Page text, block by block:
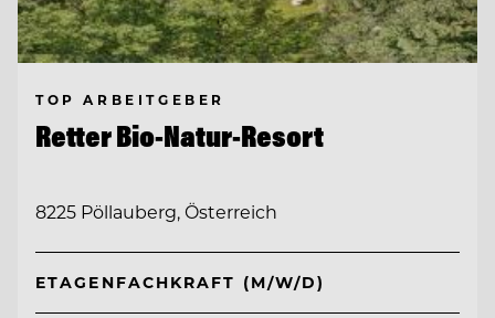
TOP ARBEITGEBER
Retter Bio-Natur-Resort
8225 Pöllauberg, Österreich
ETAGENFACHKRAFT (M/W/D)